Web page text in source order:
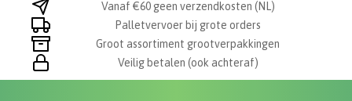
Vanaf €60 geen verzendkosten (NL)
Palletvervoer bij grote orders
Groot assortiment grootverpakkingen
Veilig betalen (ook achteraf)